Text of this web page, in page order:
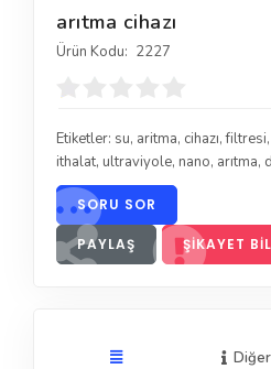
arıtma cihazı
Ürün Kodu: 2227
Etiketler: su, aritma, cihazı,filtresi,
ithalat, ultraviyole, nano, arıtma,
SORU SOR
PAYLAŞ ŞIKAYET
Diğer